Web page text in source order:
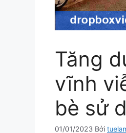
Tăng
vĩnh
bè sử
01/01/2023 Bởi